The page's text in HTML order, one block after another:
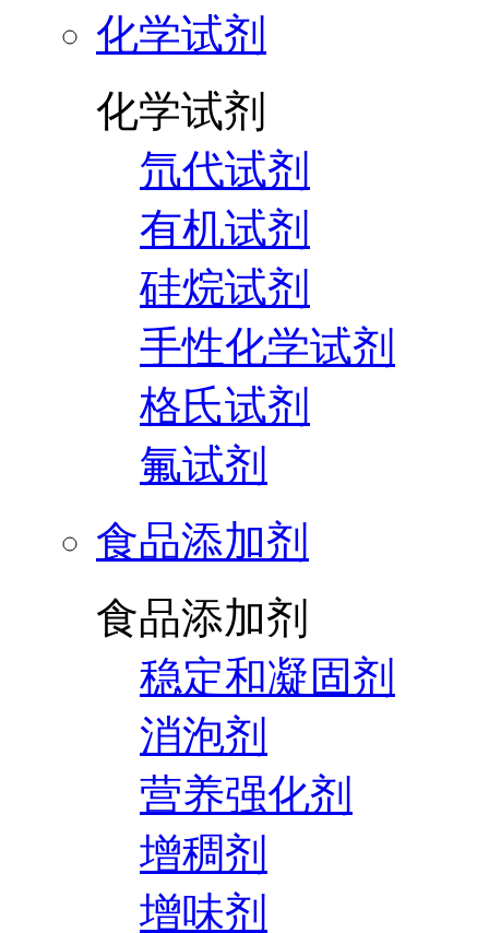
化学试剂
化学试剂
氘代试剂
有机试剂
硅烷试剂
手性化学试剂
格氏试剂
氟试剂
食品添加剂
食品添加剂
稳定和凝固剂
消泡剂
营养强化剂
增稠剂
增味剂